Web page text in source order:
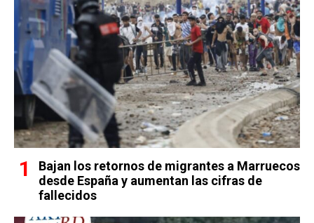
Bajan los retornos de migrantes a Marruecos
desde España y aumentan las cifras de
fallecidos